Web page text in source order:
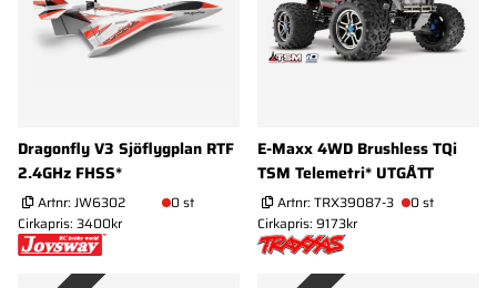
Dragonfly V3 Sjöflygplan RTF
2.4GHz FHSS*
Artnr: JW6302
0 st
Cirkapris: 3400kr
E-Maxx 4WD Brushless TQi
TSM Telemetri* UTGÅTT
Artnr: TRX39087-3
0 st
Cirkapris: 9173kr